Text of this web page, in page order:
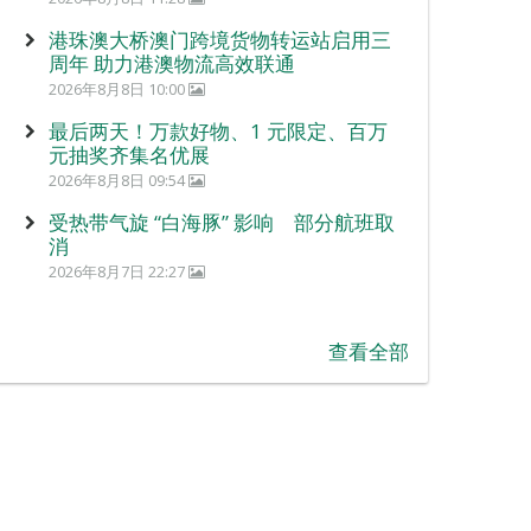
港珠澳大桥澳门跨境货物转运站启用三
周年 助力港澳物流高效联通
2026年8月8日 10:00
最后两天！万款好物、1 元限定、百万
元抽奖齐集名优展
2026年8月8日 09:54
受热带气旋 “白海豚” 影响 部分航班取
消
2026年8月7日 22:27
查看全部